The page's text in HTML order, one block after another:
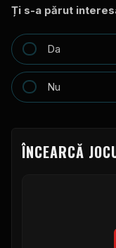
Ți s-a părut
Da
Nu
ÎNCEARCĂ